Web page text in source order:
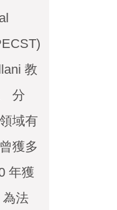
教
分
域有
獲多
年獲
法